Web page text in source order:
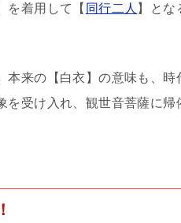
を着用して【 同行二人 】とな
本来の【白衣】の意味も、
を受け入れ、観世音菩薩に